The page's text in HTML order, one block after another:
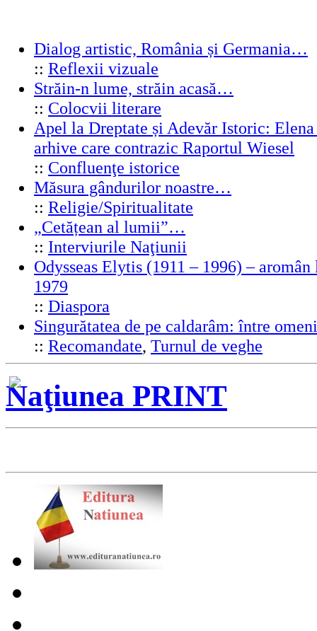
Dialog artistic, România și Germania…
:: Reflexii vizuale
Străin-n lume, străin acasă…
:: Colocvii literare
Apel la Dreptate și Adevăr Istoric:
arhive care contrazic Raportul Wiesel
:: Confluenţe istorice
Măsura gândurilor noastre…
:: Religie/Spiritualitate
„Cetățean al lumii”…
:: Interviurile Naţiunii
Odysseas Elytis (1911 – 1996) –
1979
:: Diaspora
Singurătatea de pe caldarâm: între
:: Recomandate, Turnul de veghe
Naţiunea PRINT